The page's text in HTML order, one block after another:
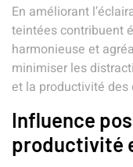
En améliorant
teintées contribuent
harmonieuse et
minimiser les
et la productivité des
Influence
productivité